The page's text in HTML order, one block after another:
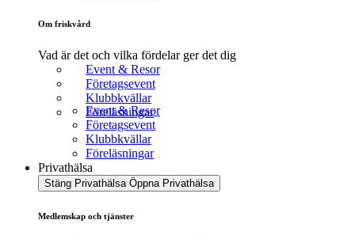
Om friskvård
Vad är det och vilka fördelar ger det dig
Event & Resor
Företagsevent
Klubbkvällar
Föreläsningar
Event & Resor
Företagsevent
Klubbkvällar
Föreläsningar
Privathälsa
Stäng Privathälsa Öppna Privathälsa
Medlemskap och tjänster